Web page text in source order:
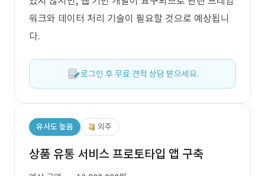
워크와 데이터 처리 기술이 필요할 것으로 예상됩니
다.
로그인 후 무료 견적 상담 받으세요.
유사도 높음 외주
상품 유통 서비스 프로토타입 앱 구축